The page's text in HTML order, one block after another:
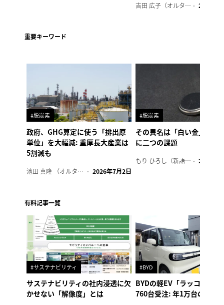
吉田 広子（オルタナ輪番編集長） 2026年6
重要キーワード
#脱炭素
政府、GHG算定に使う「排出原
単位」を大幅減: 重厚長大産業は
5割減も
池田 真隆 （オルタナ輪番編集長） 2026年7月2日
#脱炭素
その異名は「白い金」、リ
に二つの課題
もり ひろし（新語ウォッチャー） 2023年7
有料記事一覧
#サステナビリティ
サステナビリティの社内浸透に欠
かせない「解像度」とは
#BYD
BYDの軽EV「ラッコ」、1
760台受注: 年1万台の販売